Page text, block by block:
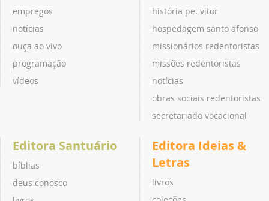
empregos
notícias
ouça ao vivo
programação
vídeos
história pe. vitor
hospedagem santo afonso
missionários redentoristas
missões redentoristas
notícias
obras sociais redentoristas
secretariado vocacional
Editora Santuário
bíblias
deus conosco
Editora Ideias &
Letras
livros